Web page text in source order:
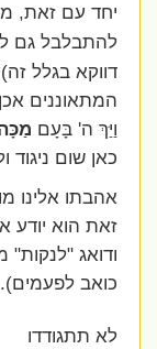
יחד עם זאת,
להתבלבל גם
דווקא בגלל זה)
המתאוננים
וַיַּךְ ה' בָּעָםמַכָּה
כאן שום ניגוד
אהבתו אלינו
זאת הוא יודע
ודואג "לנקות"
כואב לפעמים).
לא תתגודדו